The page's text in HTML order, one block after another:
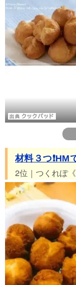
材料３つ
2位｜つくれぽ《